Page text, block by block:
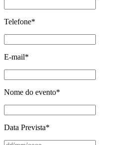
Telefone*
E-mail*
Nome do evento*
Data Prevista*